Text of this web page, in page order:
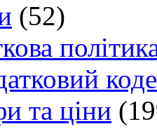
(52)
та ціни